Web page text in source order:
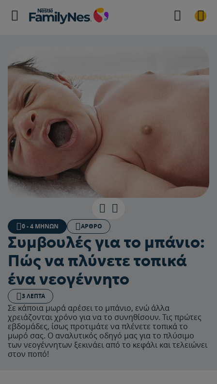
0 - 4 ΜΗΝΏΝ ΆΡΘΡΟ
Συμβουλές για το μπάνιο:
Πώς να πλύνετε τοπικά
ένα νεογέννητο
3 ΛΕΠΤΆ
Σε κάποια μωρά αρέσει το μπάνιο, ενώ άλλα
χρειάζονται χρόνο για να το συνηθίσουν. Τις πρώτες
εβδομάδες, ίσως προτιμάτε να πλένετε τοπικά το
μωρό σας. Ο αναλυτικός οδηγό μας για το πλύσιμο
των νεογέννητων ξεκινάει από το κεφάλι και τελειώνει
στον ποπό!